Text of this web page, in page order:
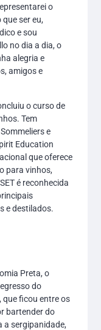
o
ser eu,
e sou
no dia a dia, o
alegria e
amigos e
o curso de
Tem
e
Education
que oferece
para vinhos,
é reconhecida
e destilados.
Preta, o
do
que ficou entre os
bartender do
a sergipanidade,